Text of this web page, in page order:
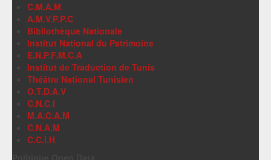
C.M.A.M
A.M.V.P.P.C
Bibliothèque Nationale
Institut National du Patrimoine
E.N.P.F.M.C.A
Institut de Traduction de Tunis
Théâtre National Tunisien
O.T.D.A.V
C.N.C.I
M.A.C.A.M
C.N.A.M
C.C.I.H